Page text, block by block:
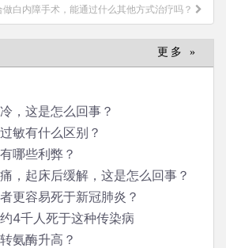
做白内障手术，能通过什么其他方式治疗吗？
更多 »
，这是怎么回事？
敏有什么区别？
哪些利弊？
，起床后缓解，这是怎么回事？
更容易死于新冠肺炎？
4千人死于这种传染病
氨酶升高？